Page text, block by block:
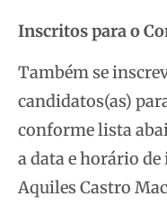
Inscritos para o
Também se
candidatos(as)
conforme lista
a data e horário
Aquiles Castro